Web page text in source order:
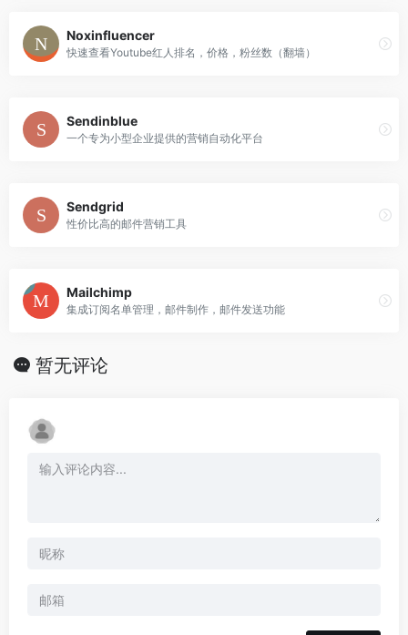
Noxinfluencer
快速查看Youtube红人排名，价格，粉丝数（翻墙）
Sendinblue
一个专为小型企业提供的营销自动化平台
Sendgrid
性价比高的邮件营销工具
Mailchimp
集成订阅名单管理，邮件制作，邮件发送功能
暂无评论